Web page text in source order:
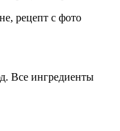
Все ингредиенты